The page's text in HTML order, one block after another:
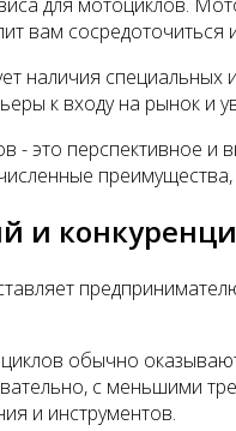
вам
наличия
к входу на рынок и
- это перспективное
и
обычно
с меньшими
и инструментов.